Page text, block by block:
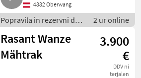
4882 Oberwang
Popravila in rezervni deli
/ Deli za tovorna vozila
2 ur online
Rasant Wanze
Mähtrak
3.900
€
DDV ni
terjalen